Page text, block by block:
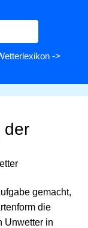
->
der
gemacht,
die
Unwetter in